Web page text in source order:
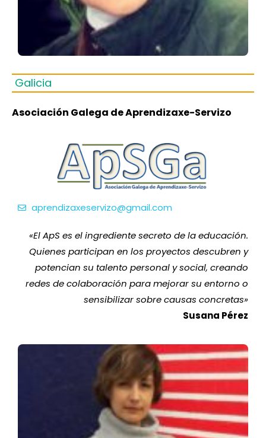
Galicia
Asociación Galega de Aprendizaxe-Servizo
aprendizaxeservizo@gmail.com
«El ApS es el ingrediente secreto de la educación.
Quienes participan en los proyectos descubren y
potencian su talento personal y social, creando
redes de colaboración para mejorar su entorno o
sensibilizar sobre causas concretas»
Susana Pérez